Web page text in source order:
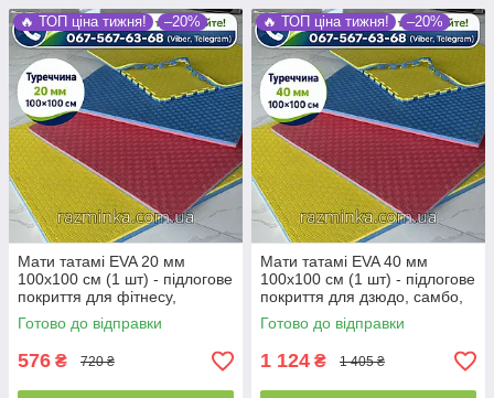
🔥 ТОП ціна тижня! –20%
Мати татамі EVA 20 мм
100х100 см (1 шт) - підлогове
покриття для фітнесу,
гімнастики та єдиноборств
Готово до відправки
576 ₴ 720 ₴
🔥 ТОП ціна тижня! –20%
Мати татамі EVA 40 мм
100х100 см (1 шт) - підлогове
покриття для дзюдо, самбо,
боротьби
Готово до відправки
1 124 ₴ 1 405 ₴